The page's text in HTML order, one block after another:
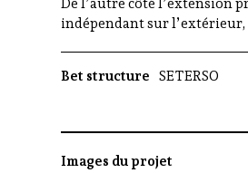
De l’autre côté l’extension
indépendant sur
Bet structure SETERSO
Images du projet